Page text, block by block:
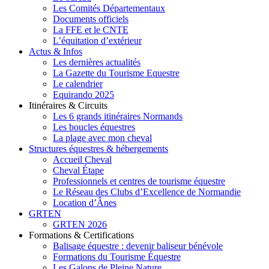
Les Comités Départementaux
Documents officiels
La FFE et le CNTE
L’équitation d’extérieur
Actus & Infos
Les dernières actualités
La Gazette du Tourisme Equestre
Le calendrier
Equirando 2025
Itinéraires & Circuits
Les 6 grands itinéraires Normands
Les boucles équestres
La plage avec mon cheval
Structures équestres & hébergements
Accueil Cheval
Cheval Étape
Professionnels et centres de tourisme équestre
Le Réseau des Clubs d’Excellence de Normandie
Location d’Ânes
GRTEN
GRTEN 2026
Formations & Certifications
Balisage équestre : devenir baliseur bénévole
Formations du Tourisme Équestre